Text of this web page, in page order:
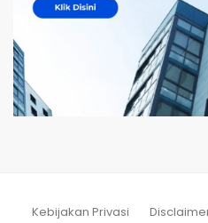
Kebijakan Privasi